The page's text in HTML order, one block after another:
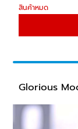
สินค้าหมด
Glorious